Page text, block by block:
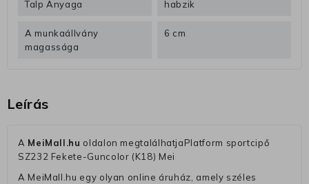
Talp Anyaga habzik
A munkaállvány
magassága
6 cm
Leírás
A MeiMall.hu oldalon megtalálhatjaPlatform sportcipő
SZ232 Fekete-Guncolor (K18) Mei
A MeiMall.hu egy olyan online áruház, amely széles